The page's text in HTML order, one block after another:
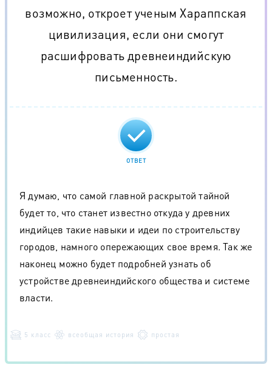
возможно, откроет ученым Хараппская
цивилизация, если они смогут
расшифровать древнеиндийскую
письменность.
ОТВЕТ
Я думаю, что самой главной раскрытой тайной
будет то, что станет известно откуда у древних
индийцев такие навыки и идеи по строительству
городов, намного опережающих свое время. Так же
наконец можно будет подробней узнать об
устройстве древнеиндийского общества и системе
власти.
5 класс всеобщая история простая